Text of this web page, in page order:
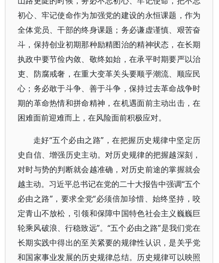
初心、牢记使命作为加强党的建设的永恒课题，作为
全体党员、干部的终身课题；务必谦虚谨慎、艰苦奋
斗，保持创业初期那种励精图治的精神状态，在长期
执政中要节俭内敛、敬终如始，在承平时期要严以治
吏、防腐戒奢，在重大变革关头要顺乎潮流、顺应民
心；务必敢于斗争、善于斗争，保持过去革命战争时
期的革命热情和拼命精神，在机遇面前主动出击，在
困难面前迎难而上，在风险面前积极应对。
走好“五个必由之路”，在把握历史规律中坚定历
史自信、增强历史主动。对历史规律的把握越深刻，
对时与势的判断就会越准确，对历史前途的掌握就会
越主动。习近平总书记在党的二十大报告中强调“五个
必由之路”，要求全党“必须倍加珍惜、始终坚持，咬
定青山不放松，引领和保障中国特色社会主义巍巍巨
轮乘风破浪、行稳致远”。“五个必由之路”是我们党在
长期实践中得出的至关紧要的规律性认识，是关乎党
和国家事业发展的历史规律总结。历史规律可以映照